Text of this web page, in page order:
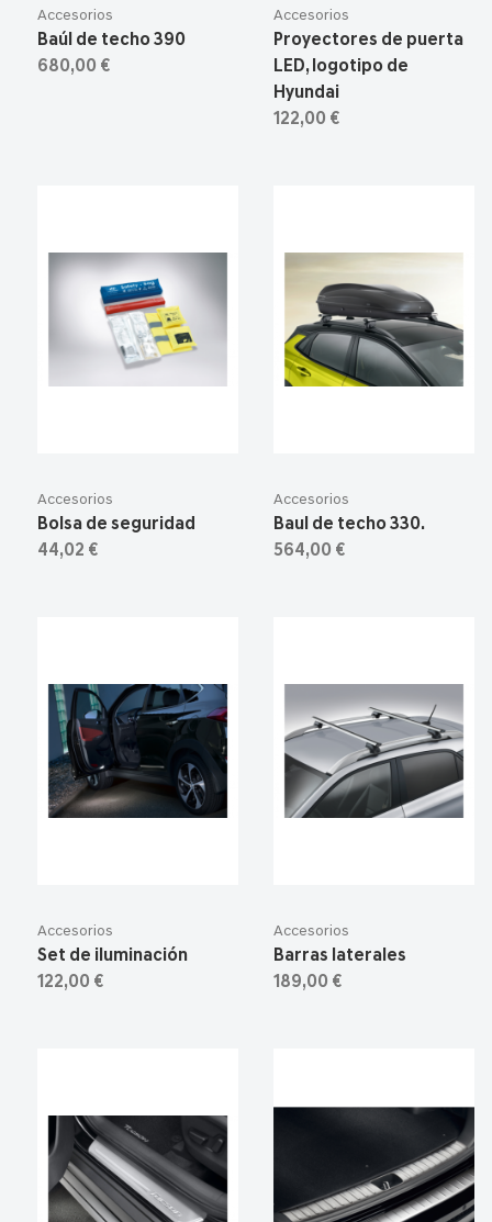
Accesorios
Baúl de techo 390
680,00 €
Accesorios
Proyectores de puerta
LED, logotipo de
Hyundai
122,00 €
Accesorios
Bolsa de seguridad
44,02 €
Accesorios
Baul de techo 330.
564,00 €
Accesorios
Set de iluminación
122,00 €
Accesorios
Barras laterales
189,00 €